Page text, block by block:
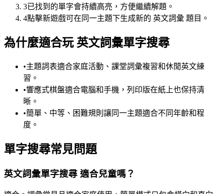
3已找到的單字會持續高亮，方便繼續解題。
4點擊新遊戲可在同一主題下生成新的 英文詞彙 題目。
為什麼適合玩 英文詞彙單字搜尋
•主題詞表適合家庭活動、課堂詞彙複習和休閒英文練
習。
•響應式棋盤適合電腦和手機，列印版在紙上也保持清
晰。
•簡單、中等、困難規則讓同一主題適合不同年齡和程
度。
單字搜尋常見問題
英文詞彙單字搜尋 適合兒童嗎？